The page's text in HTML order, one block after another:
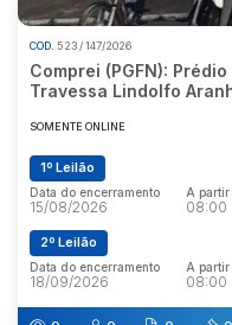
COD. 523 / 147/2026
Comprei (PGFN):
Travessa Lindolfo
SOMENTE ONLINE
1º Leilão
Data do encerramento
15/08/2026
A partir
08:00
2º Leilão
Data do encerramento
18/09/2026
A partir
08:00